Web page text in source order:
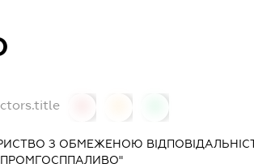
З ОБМЕЖЕНОЮ